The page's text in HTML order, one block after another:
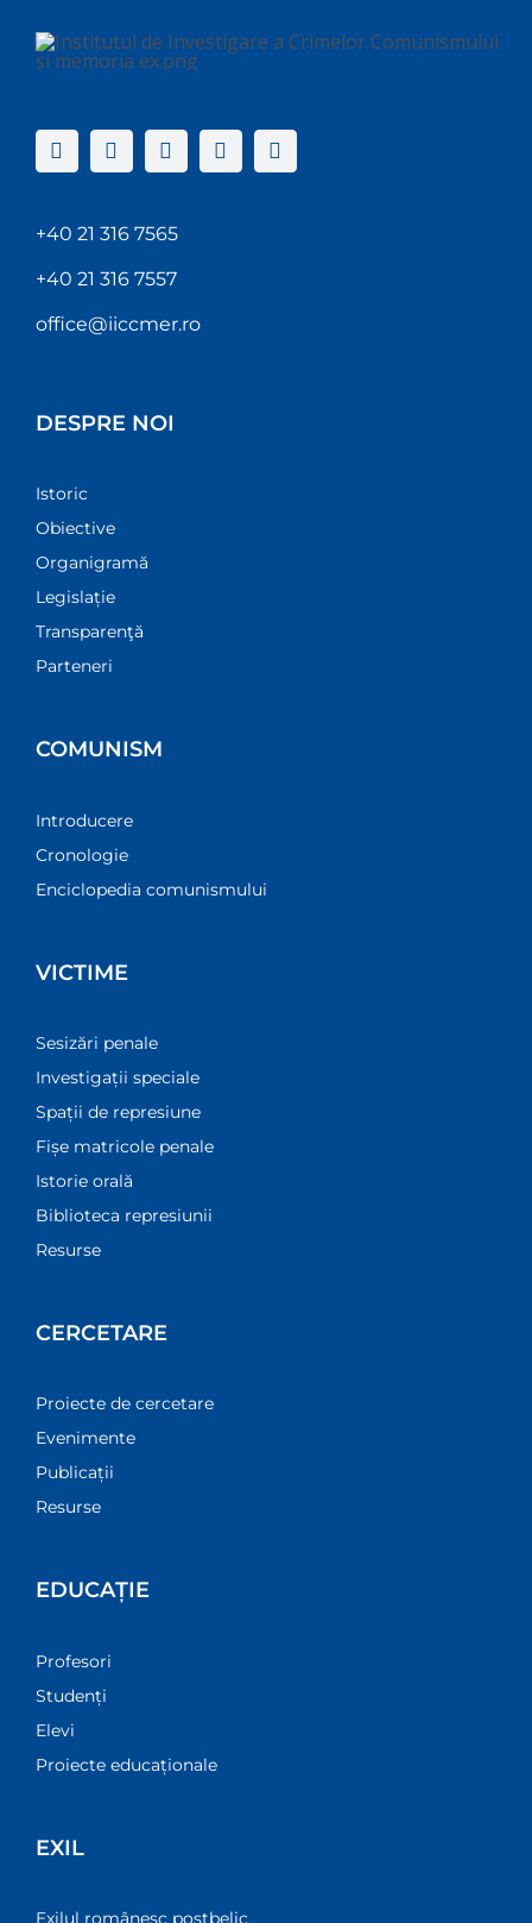
+40 21 316 7565
+40 21 316 7557
office@iiccmer.ro
DESPRE NOI
Istoric
Obiective
Organigramă
Legislație
Transparenţă
Parteneri
COMUNISM
Introducere
Cronologie
Enciclopedia comunismului
VICTIME
Sesizări penale
Investigații speciale
Spații de represiune
Fișe matricole penale
Istorie orală
Biblioteca represiunii
Resurse
CERCETARE
Proiecte de cercetare
Evenimente
Publicații
Resurse
EDUCAȚIE
Profesori
Studenți
Elevi
Proiecte educaționale
EXIL
Exilul românesc postbelic